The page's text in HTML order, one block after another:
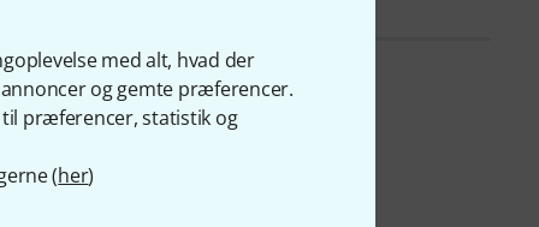
med alt, hvad der
og gemte præferencer.
til præferencer, statistik og
(her)